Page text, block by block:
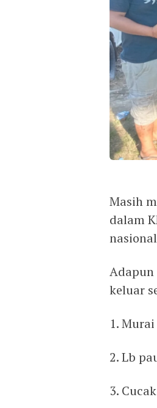
Masih
dalam
Adapun
keluar
1.
2. Lb
3.